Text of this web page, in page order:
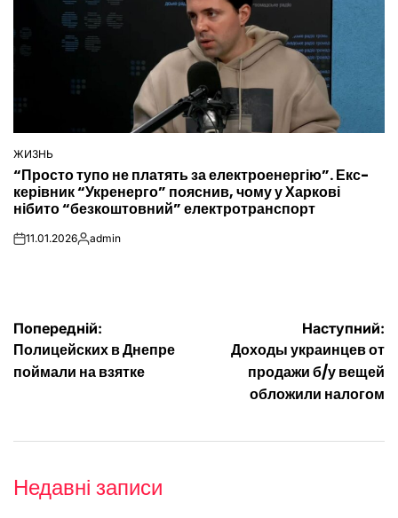
ОПУБЛІКУВАТИ
У
ЖИЗНЬ
“Просто тупо не платять за електроенергію”. Екс-
керівник “Укренерго” пояснив, чому у Харкові
нібито “безкоштовний” електротранспорт
on11.01.2026Опубліковано
admin
Навігація
записів
Попередній:
Полицейских в Днепре
поймали на взятке
Наступний:
Доходы украинцев от
продажи б/у вещей
обложили налогом
Недавні записи